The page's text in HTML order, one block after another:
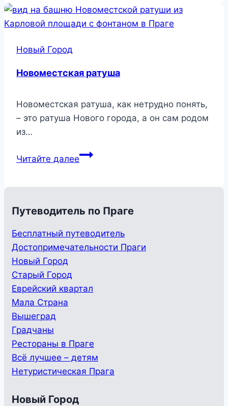
Новый Город
Новоместская ратуша
Новоместская ратуша, как нетрудно понять,
– это ратуша Нового города, а он сам родом
из…
Читайте далееНовоместская
Путеводитель по Праге
Бесплатный путеводитель
Достопримечательности Праги
Новый Город
Старый Город
Еврейский квартал
Мала Страна
Вышеград
Градчаны
Рестораны в Праге
Всё лучшее – детям
Нетуристическая Прага
Новый Город